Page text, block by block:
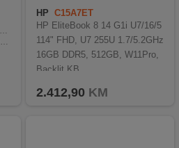
HP C15A7ET
HP EliteBook 8 14 G1i U7/16/5
114" FHD, U7 255U 1.7/5.2GHz
16GB DDR5, 512GB, W11Pro,
Backlit KB
2.412,90 KM